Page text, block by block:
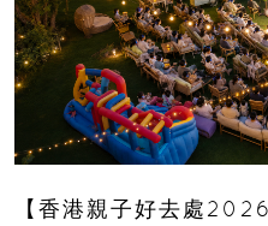
【香港親子好去處